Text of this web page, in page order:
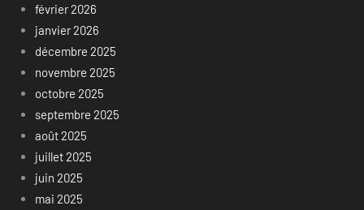
février 2026
janvier 2026
décembre 2025
novembre 2025
octobre 2025
septembre 2025
août 2025
juillet 2025
juin 2025
mai 2025